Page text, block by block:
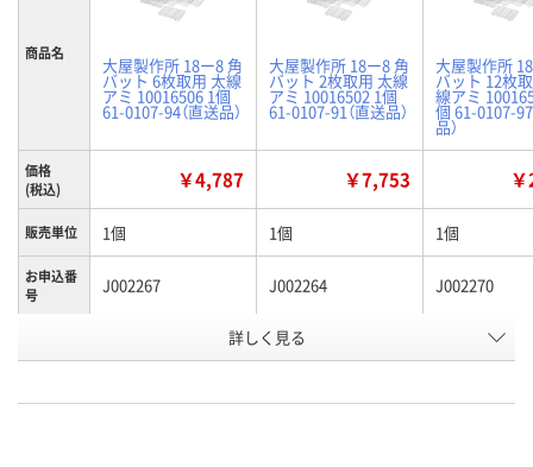
商品名
大屋製作所 18ー8 角
バット 6枚取用 太線
アミ 10016506 1個
61-0107-94（直送品）
大屋製作所 18ー8 角
バット 2枚取用 太線
アミ 10016502 1個
61-0107-91（直送品）
大屋製作所
バット 12枚
線アミ
個 61-0107-97
品）
価格
(税込)
￥4,787 ￥7,753
販売単位 1個 1個 1個
お申込番
号
J002267 J002264 J002270
わずか
詳しく見る